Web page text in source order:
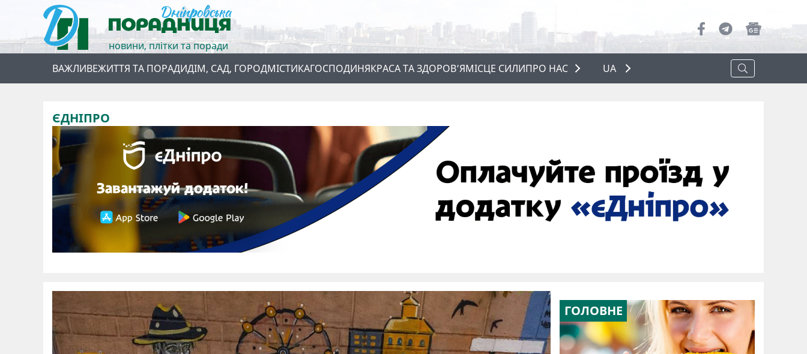
новини, плітки та поради
ВАЖЛИВЕЖИТТЯ ТА ПОРАДИДІМ, САД, ГОРОДМІСТИКАГОСПОДИНЯКРАСА ТА ЗДОРОВ’ЯМІСЦЕ СИЛИПРО НАС
ПРО НАС
UA
ЄДНІПРО
ГОЛОВНЕ